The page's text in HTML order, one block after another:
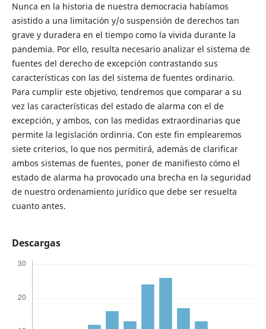
Nunca en la historia de nuestra democracia habíamos
asistido a una limitación y/o suspensión de derechos tan
grave y duradera en el tiempo como la vivida durante la
pandemia. Por ello, resulta necesario analizar el sistema de
fuentes del derecho de excepción contrastando sus
características con las del sistema de fuentes ordinario.
Para cumplir este objetivo, tendremos que comparar a su
vez las características del estado de alarma con el de
excepción, y ambos, con las medidas extraordinarias que
permite la legislación ordinria. Con este fin emplearemos
siete criterios, lo que nos permitirá, además de clarificar
ambos sistemas de fuentes, poner de manifiesto cómo el
estado de alarma ha provocado una brecha en la seguridad
de nuestro ordenamiento jurídico que debe ser resuelta
cuanto antes.
Descargas